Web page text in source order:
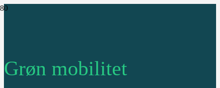
Grøn mobilitet